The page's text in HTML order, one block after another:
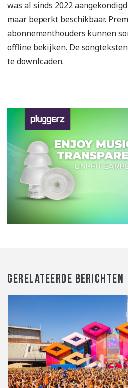
was al sinds 2022
maar beperkt beschikbaar.
abonnementhouders kunnen
offline bekijken. De
te downloaden.
GERELATEERDE BERICHTEN